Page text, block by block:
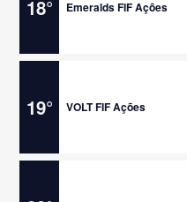
18° Emeralds FIF Ações
19° VOLT FIF Ações